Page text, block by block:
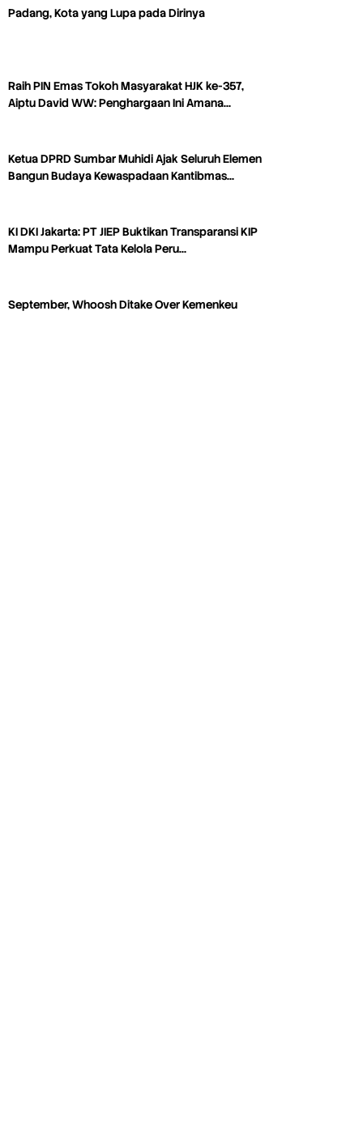
Padang, Kota yang Lupa pada Dirinya
Raih PIN Emas Tokoh Masyarakat HJK ke-357,
Aiptu David WW: Penghargaan Ini Amana…
Ketua DPRD Sumbar Muhidi Ajak Seluruh Elemen
Bangun Budaya Kewaspadaan Kantibmas…
KI DKI Jakarta: PT JIEP Buktikan Transparansi KIP
Mampu Perkuat Tata Kelola Peru…
September, Whoosh Ditake Over Kemenkeu